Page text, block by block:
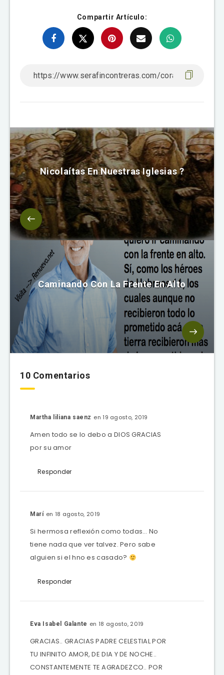
Compartir Artículo:
Nicolaítas En Nuestras Iglesias ?
Caminando Con La Frente En Alto
10 Comentarios
Martha liliana saenz en 19 agosto, 2019
Amen todo se lo debo a DIOS GRACIAS
por su amor
Responder
Marí en 18 agosto, 2019
Si hermosa reflexión como todas… No
tiene nada que ver talvez. Pero sabe
alguien si el hno es casado?
Responder
Eva Isabel Galante en 18 agosto, 2019
GRACIAS.. GRACIAS PADRE CELESTIAL POR
TU INFINITO AMOR, DE DIA Y DE NOCHE..
CONSTANTEMENTE TE AGRADEZCO.. POR